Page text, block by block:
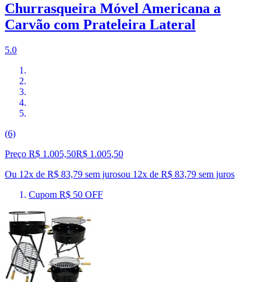
Churrasqueira Móvel Americana a
Carvão com Prateleira Lateral
5.0
(6)
Preço R$ 1.005,50R$ 1.005,50
Ou 12x de R$ 83,79 sem jurosou 12x de R$ 83,79 sem juros
Cupom R$ 50 OFF